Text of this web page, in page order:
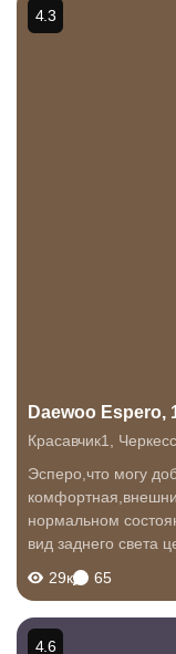
Daewoo Espero,
Красавчик1
Эсперо,что могу
нормальном состоянии , очень нравится дизаин
вид заднего света
много,незнаю к
29к 65
4.3
4.6